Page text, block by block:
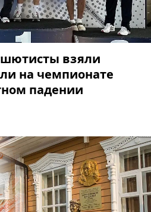
взяли
на чемпионате
падении